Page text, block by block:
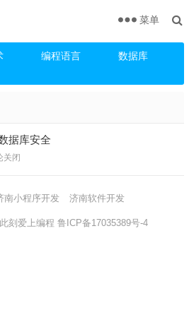
编程语言
数据库
菜单
据库安全
闭
南小程序开发 济南软件开发
刻爱上编程 鲁ICP备17035389号-4